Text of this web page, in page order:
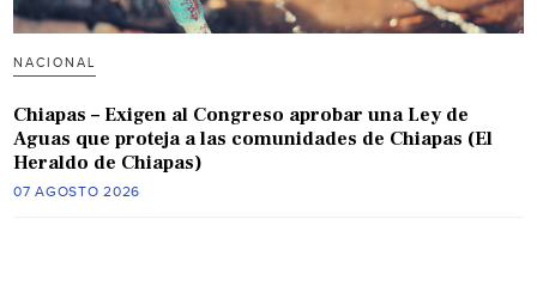
NACIONAL
Chiapas – Exigen al Congreso aprobar una Ley de
Aguas que proteja a las comunidades de Chiapas (El
Heraldo de Chiapas)
07 AGOSTO 2026